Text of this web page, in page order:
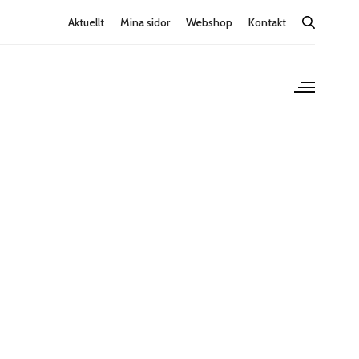
Aktuellt Mina sidor Webshop Kontakt